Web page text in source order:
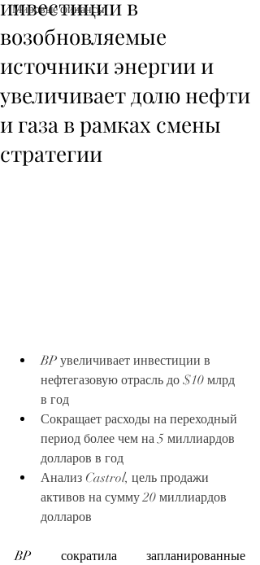
Мировые финансы
инвестиции в
возобновляемые
источники энергии и
увеличивает долю нефти
и газа в рамках смены
стратегии
BP увеличивает инвестиции в
нефтегазовую отрасль до $10 млрд
в год
Сокращает расходы на переходный
период более чем на 5 миллиардов
долларов в год
Анализ Castrol, цель продажи
активов на сумму 20 миллиардов
долларов
BP сократила запланированные